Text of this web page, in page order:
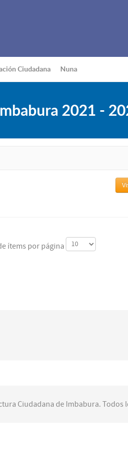
Ciudadana Nuna
2021 -
ítems por página
Ciudadana de Imbabura. Todos